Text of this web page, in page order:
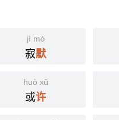
jì mò
寂默
huò xǔ
或许